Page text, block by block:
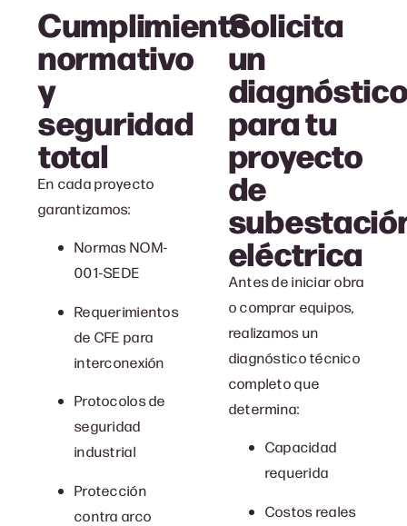
Cumplimiento
normativo
y
seguridad
total
En cada proyecto
garantizamos:
Normas NOM-
001-SEDE
Requerimientos
de CFE para
interconexión
Protocolos de
seguridad
industrial
Protección
contra arco
Solicita
un
para tu
proyecto
de
eléctrica
Antes de iniciar obra
o comprar equipos,
realizamos un
diagnóstico técnico
completo que
determina:
Capacidad
requerida
Costos reales